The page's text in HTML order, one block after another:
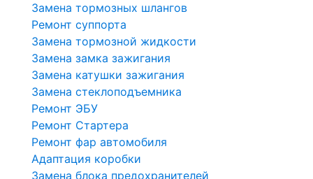
Замена тормозных шлангов
Ремонт суппорта
Замена тормозной жидкости
Замена замка зажигания
Замена катушки зажигания
Замена стеклоподъемника
Ремонт ЭБУ
Ремонт Стартера
Ремонт фар автомобиля
Адаптация коробки
Замена блока предохранителей